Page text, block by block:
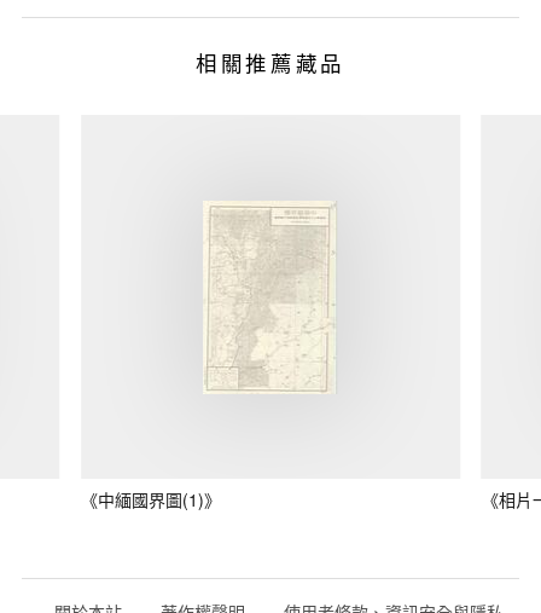
相關推薦藏品
《中緬國界圖(1)》 《相